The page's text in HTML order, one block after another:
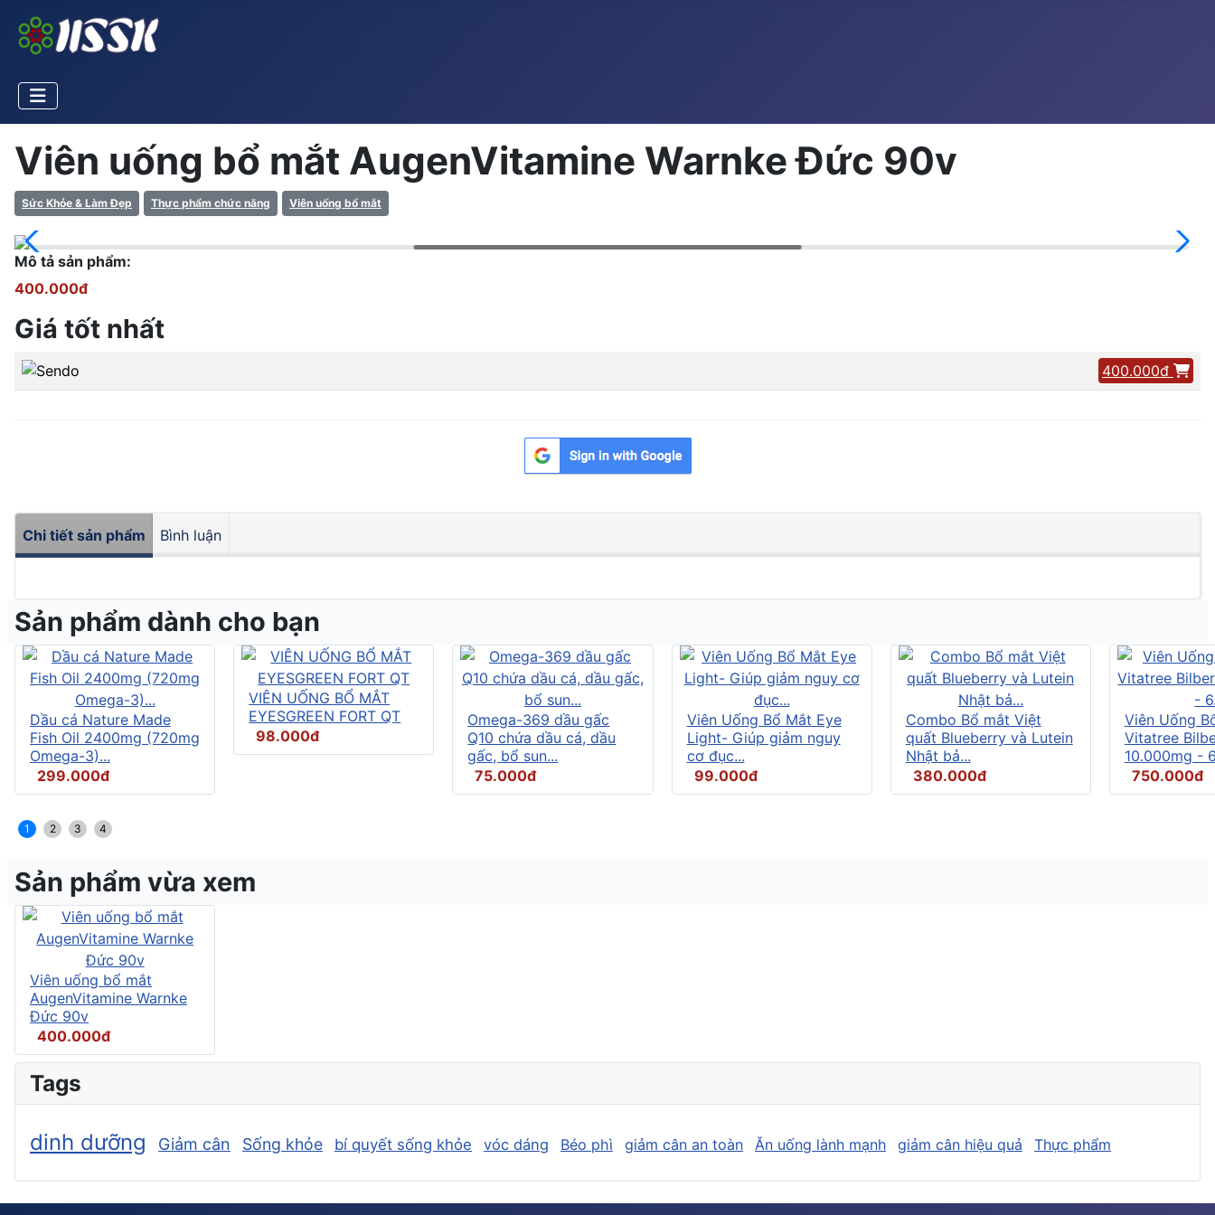
Viên uống bổ mắt AugenVitamine Warnke Đức 90v
Sức Khỏe & Làm Đẹp Thực phẩm chức năng Viên uống bổ mắt
Mô tả sản phẩm:
400.000đ
Giá tốt nhất
400.000đ
Chi tiết sản phẩm Bình luận
Sản phẩm dành cho bạn
Dầu cá Nature Made
Fish Oil 2400mg (720mg
Omega-3)...
299.000đ
VIÊN UỐNG BỔ MẮT
EYESGREEN FORT QT
98.000đ
Omega-369 dầu gấc
Q10 chứa dầu cá, dầu
gấc, bổ sun...
75.000đ
Viên Uống Bổ Mắt Eye
Light- Giúp giảm nguy
cơ đục...
99.000đ
Combo Bổ mắt Việt
quất Blueberry và Lutein
Nhật bả...
380.000đ
Viên Uống
Vitatree
10.000mg -
750.000đ
1 2 3 4
Sản phẩm vừa xem
Viên uống bổ mắt
AugenVitamine Warnke
Đức 90v
400.000đ
Tags
dinh dưỡng Giảm cân Sống khỏe bí quyết sống khỏe vóc dáng Béo phì giảm cân an toàn Ăn uống lành mạnh giảm cân hiệu quả Thực phẩm